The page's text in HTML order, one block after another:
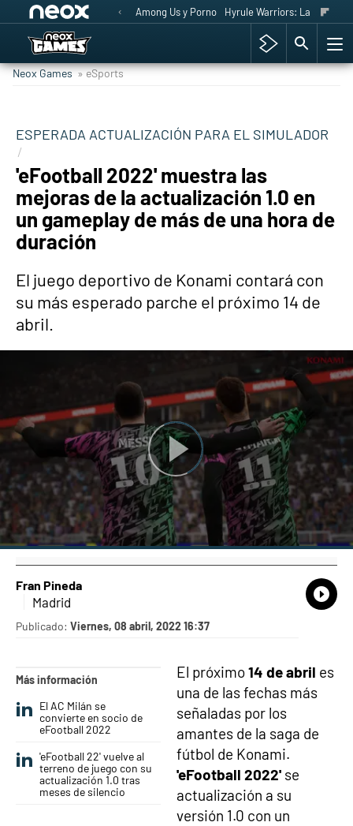
Among Us y Porno Hyrule Warriors: La Era del
Neox Games » eSports
ESPERADA ACTUALIZACIÓN PARA EL SIMULADOR
'eFootball 2022' muestra las
mejoras de la actualización 1.0 en
un gameplay de más de una hora de
duración
El juego deportivo de Konami contará con
su más esperado parche el próximo 14 de
abril.
Fran Pineda
Madrid
Publicado: Viernes, 08 abril, 2022 16:37
Más información
El AC Milán se
convierte en socio de
eFootball 2022
'eFootball 22' vuelve al
terreno de juego con su
actualización 1.0 tras
meses de silencio
El próximo14 de abril es
una de las fechas más
señaladas por los
amantes de la saga de
fútbol de Konami.
'eFootball 2022' se
actualización a su
versión 1.0 con un